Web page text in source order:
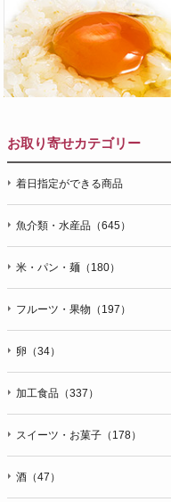
お取り寄せカテゴリー
着日指定ができる商品
魚介類・水産品（645）
米・パン・麺（180）
フルーツ・果物（197）
卵（34）
加工食品（337）
スイーツ・お菓子（178）
酒（47）